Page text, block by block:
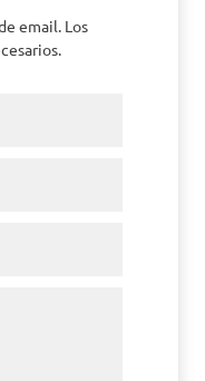
email. Los